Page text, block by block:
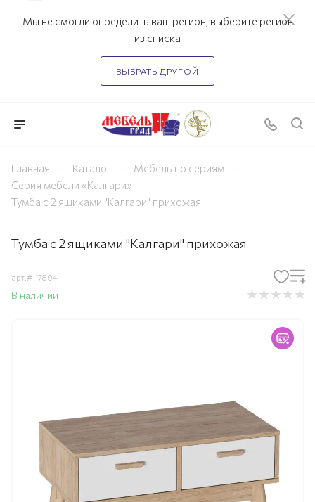
Мы не смогли определить ваш регион, выберите регион
из списка
ВЫБРАТЬ ДРУГОЙ
Главная — Каталог — Мебель по сериям —
Серия мебели «Калгари» —
Тумба с 2 ящиками "Калгари" прихожая
Тумба с 2 ящиками "Калгари" прихожая
арт.# 17804
В наличии